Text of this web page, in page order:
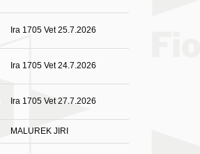
Ira 1705 Vet 25.7.2026
Ira 1705 Vet 24.7.2026
Ira 1705 Vet 27.7.2026
MALUREK JIRI